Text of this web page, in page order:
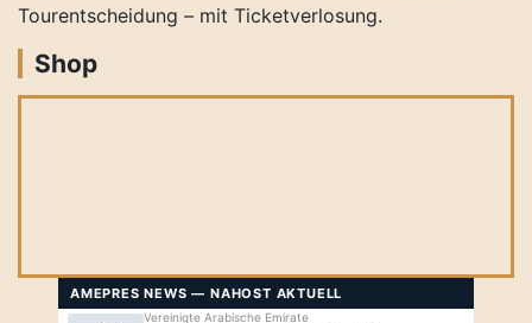
Tourentscheidung – mit Ticketverlosung.
Shop